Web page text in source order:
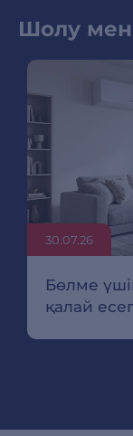
Шолу
30.07.26
Бөлме
қалай